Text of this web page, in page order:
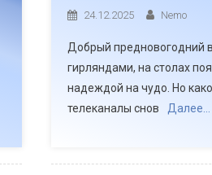
24.12.2025 Nemo
Добрый предновогодний
гирляндами, на столах
надеждой на чудо. Но
телеканалы снов
Далее…